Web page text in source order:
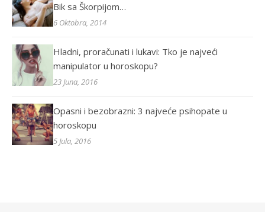
Bik sa Škorpijom…
6 Oktobra, 2014
Hladni, proračunati i lukavi: Tko je najveći
manipulator u horoskopu?
23 Juna, 2016
Opasni i bezobrazni: 3 najveće psihopate u
horoskopu
5 Jula, 2016